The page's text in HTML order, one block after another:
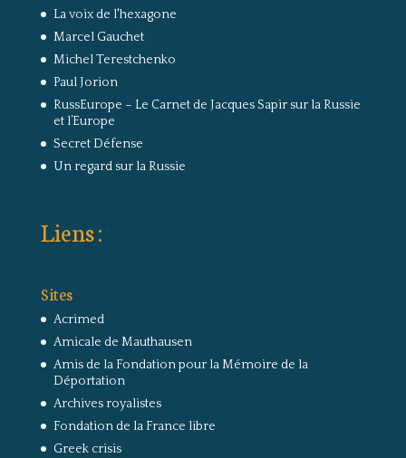
La voix de l'hexagone
Marcel Gauchet
Michel Terestchenko
Paul Jorion
RussEurope – Le Carnet de Jacques Sapir sur la Russie
et l’Europe
Secret Défense
Un regard sur la Russie
Liens :
Sites
Acrimed
Amicale de Mauthausen
Amis de la Fondation pour la Mémoire de la
Déportation
Archives royalistes
Fondation de la France libre
Greek crisis